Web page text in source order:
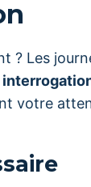
? Les
votre